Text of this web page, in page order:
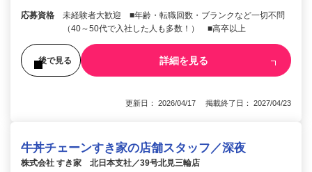
応募資格
未経験者大歓迎 ■年齢・転職回数・ブランクなど一切不問
（40～50代で入社した人も多数！） ■高卒以上
後で見る 詳細を見る
更新日： 2026/04/17 掲載終了日： 2027/04/23
牛丼チェーンすき家の店舗スタッフ／深夜
株式会社 すき家 北日本支社／39号北見三輪店